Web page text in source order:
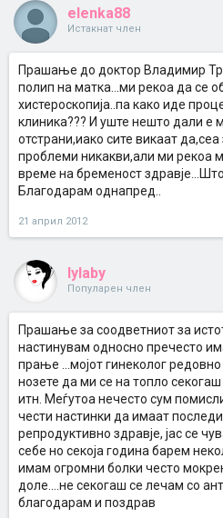
elenka88
Истакнат член
Прашање до доктор Владимир
полип на матка...ми рекоа да се
хистероскопија..па како иде
клиника??? И уште нешто дали е
отстрани,иако сите викаат
проблеми никакви,али ми рекоа
време на бременост
Благодарам однапред..
21 април 2012
lylaby
Популарен член
Прашање за соодветниот за
настинувам односно пречесто
прање ...мојот гинеколог редовно
нозете да ми се на топло
итн. Меѓутоа нечесто сум
чести настинки да имаат
репродуктивно здравје, јас се
себе но секоја година барем
имам огромни болки често
доле....не секогаш се лечам со
благодарам и поздрав